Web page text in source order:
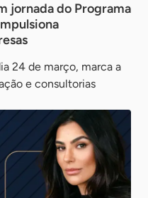
jornada do Programa
24 de março, marca a
e consultorias